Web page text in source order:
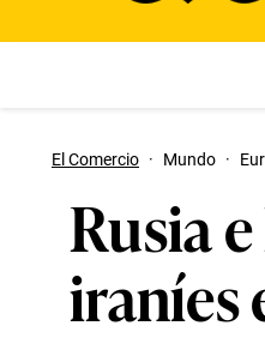
El Comercio · Mundo ·
Rusia
iraníes